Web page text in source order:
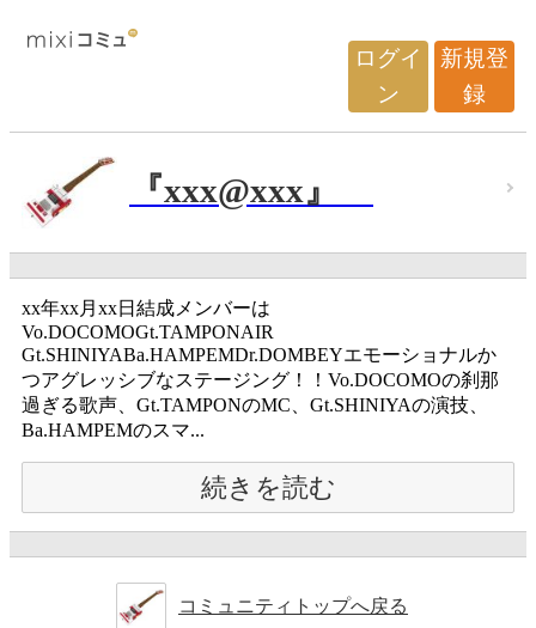
ログイ
ン
新規登
録
『xxx@xxx』
xx年xx月xx日結成メンバーは
Vo.DOCOMOGt.TAMPONAIR
Gt.SHINIYABa.HAMPEMDr.DOMBEYエモーショナルか
つアグレッシブなステージング！！Vo.DOCOMOの刹那
過ぎる歌声、Gt.TAMPONのMC、Gt.SHINIYAの演技、
Ba.HAMPEMのスマ...
続きを読む
コミュニティトップへ戻る